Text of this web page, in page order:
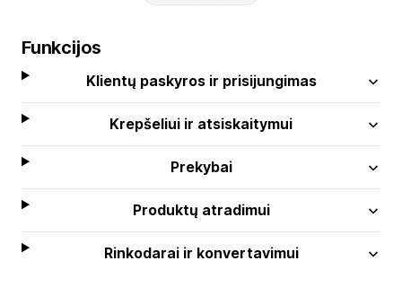
Funkcijos
Klientų paskyros ir prisijungimas
Krepšeliui ir atsiskaitymui
Prekybai
Produktų atradimui
Rinkodarai ir konvertavimui